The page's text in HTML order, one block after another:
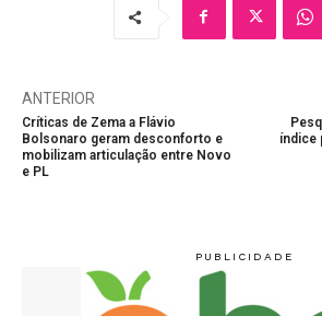
ANTERIOR
Críticas de Zema a Flávio
Bolsonaro geram desconforto e
mobilizam articulação entre Novo
e PL
índice